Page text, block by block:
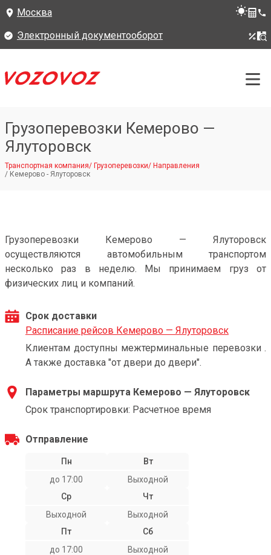
Москва
Электронный документооборот
Грузоперевозки Кемерово —
Ялуторовск
Транспортная компания/ Грузоперевозки/ Направления
/ Кемерово - Ялуторовск
Грузоперевозки Кемерово — Ялуторовск
осуществляются автомобильным транспортом
несколько раз в неделю. Мы принимаем груз от
физических лиц и компаний.
Срок доставки
Расписание рейсов Кемерово — Ялуторовск
Клиентам доступны межтерминальные перевозки .
А также доставка "от двери до двери".
Параметры маршрута Кемерово — Ялуторовск
Срок транспортировки: Расчетное время
Отправление
Пн
до 17:00
Вт
Выходной
Ср
Выходной
Чт
Выходной
Пт
до 17:00
Сб
Выходной